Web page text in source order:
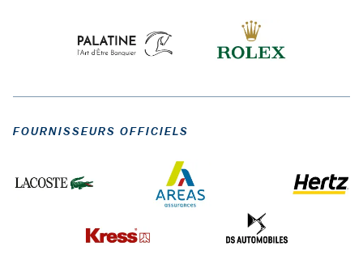
FOURNISSEURS OFFICIELS